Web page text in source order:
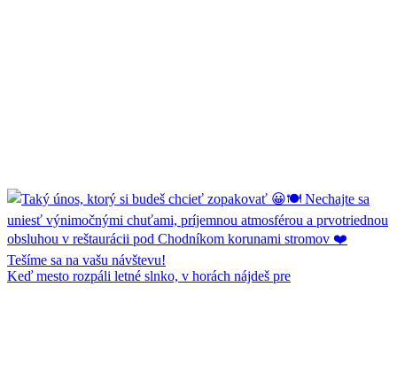
Keď mesto rozpáli letné slnko, v horách nájdeš pre